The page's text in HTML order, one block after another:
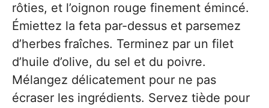
rôties, et l’oignon rouge finement émincé.
Émiettez la feta par-dessus et parsemez
d’herbes fraîches. Terminez par un filet
d’huile d’olive, du sel et du poivre.
Mélangez délicatement pour ne pas
écraser les ingrédients. Servez tiède pour